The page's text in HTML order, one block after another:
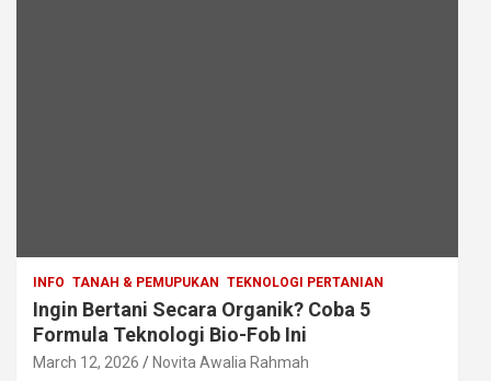
INFO TANAH & PEMUPUKAN TEKNOLOGI PERTANIAN
Ingin Bertani Secara Organik? Coba 5
Formula Teknologi Bio-Fob Ini
March 12, 2026 Novita Awalia Rahmah